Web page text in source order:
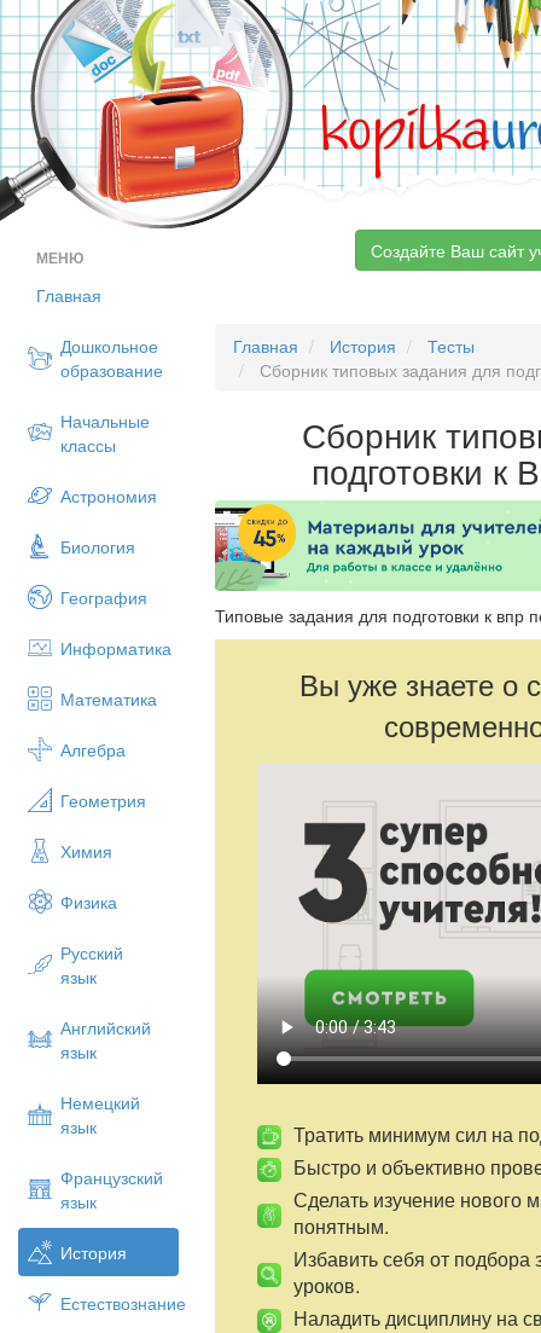
kopilka
МЕНЮ
Главная
Дошкольное
образование
Начальные
классы
Астрономия
Биология
География
Информатика
Математика
Алгебра
Геометрия
Химия
Физика
Русский
язык
Английский
язык
Немецкий
язык
Французский
язык
История
Естествознание
Создайте Ваш сайт
Главная История
Тесты
Сборник типовых задания для
Сборник
подготовки к
Типовые задания для подготовки к впр
Вы уже знаете о
Тратить минимум сил на
Быстро и объективно
Сделать изучение нового
понятным.
Избавить себя от подбора
уроков.
Наладить дисциплину на